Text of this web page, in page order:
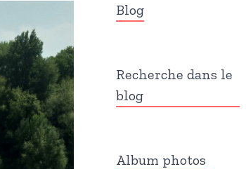
Blog
Recherche dans le
blog
Album photos